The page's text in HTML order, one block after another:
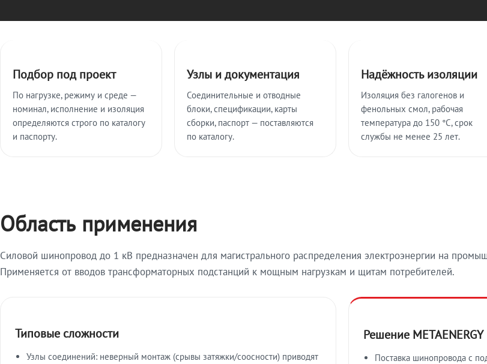
Подбор под проект
По нагрузке, режиму и среде —
номинал, исполнение и изоляция
определяются строго по каталогу
и паспорту.
Узлы и документация
Соединительные и отводные
блоки, спецификации, карты
сборки, паспорт — поставляются
по каталогу.
Надёжность изоляции
Изоляция без галогенов и
фенольных смол, рабочая
температура до 150 °C, срок
службы не менее 25 лет.
Область применения
Силовой шинопровод до 1 кВ предназначен для магистрального распределения электроэнергии на
Применяется от вводов трансформаторных подстанций к мощным нагрузкам и щитам потребителей.
Типовые сложности
Узлы соединений: неверный монтаж (срывы затяжки/соосности) приводят
Решение METAENERGY
Поставка шинопровода с